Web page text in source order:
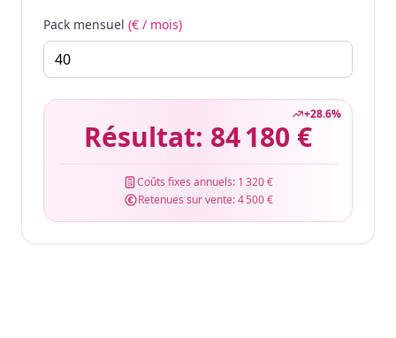
Pack mensuel (€ / mois)
+28.6%
Résultat: 84 180 €
Coûts fixes annuels: 1 320 €
Retenues sur vente:4 500 €